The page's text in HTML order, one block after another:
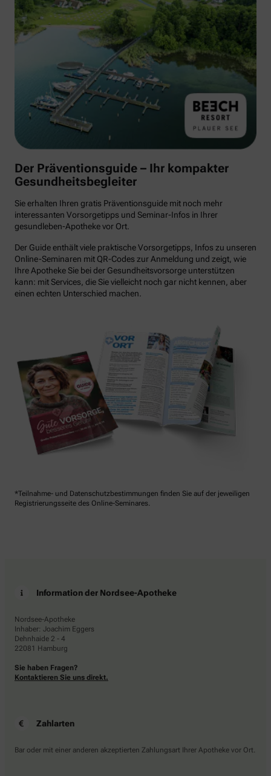
Der Präventionsguide – Ihr kompakter
Gesundheitsbegleiter
Sie erhalten Ihren gratis Präventionsguide mit noch mehr
interessanten Vorsorgetipps und Seminar-Infos in Ihrer
gesundleben-Apotheke vor Ort.
Der Guide enthält viele praktische Vorsorgetipps, Infos zu unseren
Online-Seminaren mit QR-Codes zur Anmeldung und zeigt, wie
Ihre Apotheke Sie bei der Gesundheitsvorsorge unterstützen
kann: mit Services, die Sie vielleicht noch gar nicht kennen, aber
einen echten Unterschied machen.
*Teilnahme- und Datenschutzbestimmungen finden Sie auf der jeweiligen
Registrierungsseite des Online-Seminares.
Information der Nordsee-Apotheke
Nordsee-Apotheke
Inhaber: Joachim Eggers
Dehnhaide 2 - 4
22081 Hamburg
Sie haben Fragen?
Kontaktieren Sie uns direkt.
Zahlarten
Bar oder mit einer anderen akzeptierten Zahlungsart Ihrer Apotheke vor Ort.